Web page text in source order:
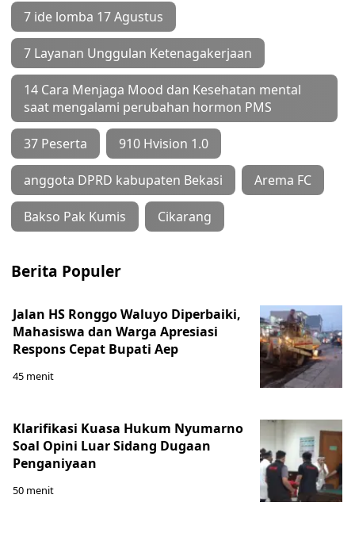
7 ide lomba 17 Agustus
7 Layanan Unggulan Ketenagakerjaan
14 Cara Menjaga Mood dan Kesehatan mental
saat mengalami perubahan hormon PMS
37 Peserta 910 Hvision 1.0
anggota DPRD kabupaten Bekasi Arema FC
Bakso Pak Kumis Cikarang
Berita Populer
Jalan HS Ronggo Waluyo Diperbaiki,
Mahasiswa dan Warga Apresiasi
Respons Cepat Bupati Aep
45 menit
Klarifikasi Kuasa Hukum Nyumarno
Soal Opini Luar Sidang Dugaan
Penganiyaan
50 menit